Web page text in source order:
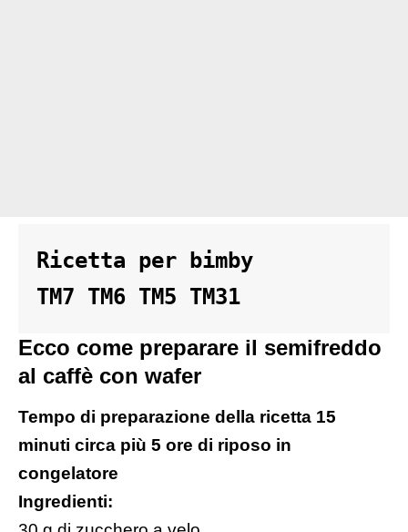
Ricetta per bimby
TM7 TM6 TM5 TM31
Ecco come preparare il semifreddo
al caffè con wafer
Tempo di preparazione della ricetta 15
minuti circa più 5 ore di riposo in
congelatore
Ingredienti: